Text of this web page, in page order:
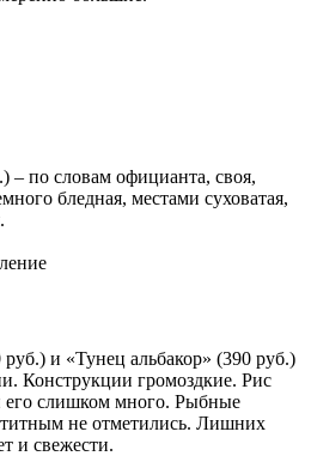
– по словам официанта, своя,
бледная, местами суховатая,
и «Тунец альбакор» (390 руб.)
Конструкции громоздкие. Рис
его слишком много. Рыбные
не отметились. Лишних
и свежести.